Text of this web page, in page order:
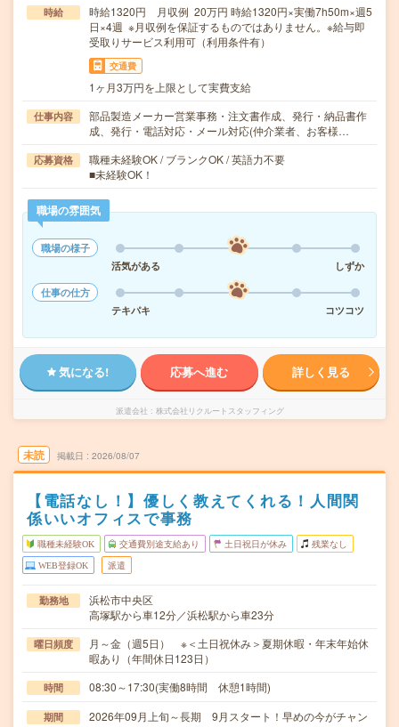
時給
時給1320円 月収例 20万円 時給1320円×実働7h50m×週5
日×4週 ※月収例を保証するものではありません。※給与即
受取りサービス利用可（利用条件有）
交通費
1ヶ月3万円を上限として実費支給
仕事内容
部品製造メーカー営業事務・注文書作成、発行・納品書作
成、発行・電話対応・メール対応(仲介業者、お客様…
応募資格
職種未経験OK / ブランクOK / 英語力不要
■未経験OK！
職場の雰囲気
職場の様子
活気がある
しずか
仕事の仕方
テキパキ
コツコツ
気になる! 応募へ進む 詳しく見る
派遣会社 株式会社リクルートスタッフィング
未読 掲載日 2026/08/07
【電話なし！】優しく教えてくれる！人間関
係いいオフィスで事務
職種未経験OK 交通費別途支給あり 土日祝日が休み 残業なし
WEB登録OK 派遣
勤務地
浜松市中央区
高塚駅から車12分／浜松駅から車23分
曜日頻度
月～金（週5日） ※＜土日祝休み＞夏期休暇・年末年始休
暇あり（年間休日123日）
時間 08:30～17:30(実働8時間 休憩1時間)
期間
2026年09月上旬～長期 9月スタート！早めの今がチャン